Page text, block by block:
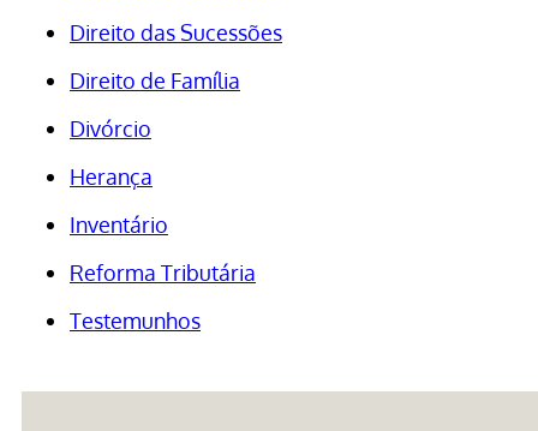
Direito das Sucessões
Direito de Família
Divórcio
Herança
Inventário
Reforma Tributária
Testemunhos